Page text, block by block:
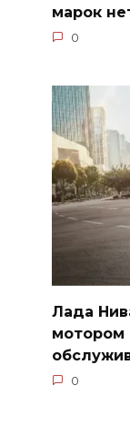
марок
0
Лада
мотором
0